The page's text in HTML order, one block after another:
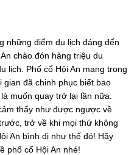
những điểm du lịch đáng đến
chào đón hàng triệu du
lịch. Phố cổ Hội An mang trong
đã chinh phục biết bao
muốn quay trở lại lần nữa.
thấy như được ngược về
trở về khi mọi thứ không
An bình dị như thế đó! Hãy
phố cổ Hội An nhé!